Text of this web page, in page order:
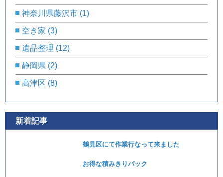
神奈川県藤沢市 (1)
空き家 (3)
遺品整理 (12)
静岡県 (2)
高津区 (8)
新着記事
鶴見区にて作業行なって来ました
お得な積みきりパック